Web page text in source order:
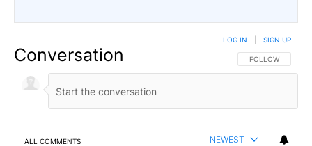
Conversation FOLLOW THIS
FOLLOW
LOG IN SIGN UP
ALL COMMENTS NEWEST